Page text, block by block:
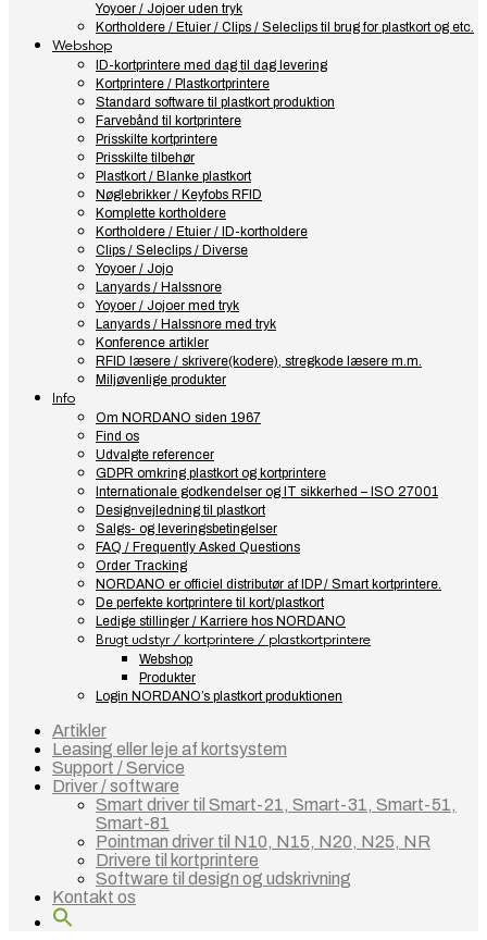
Yoyoer / Jojoer uden tryk
Kortholdere / Etuier / Clips / Seleclips til brug for plastkort og etc.
Webshop
ID-kortprintere med dag til dag levering
Kortprintere / Plastkortprintere
Standard software til plastkort produktion
Farvebånd til kortprintere
Prisskilte kortprintere
Prisskilte tilbehør
Plastkort / Blanke plastkort
Nøglebrikker / Keyfobs RFID
Komplette kortholdere
Kortholdere / Etuier / ID-kortholdere
Clips / Seleclips / Diverse
Yoyoer / Jojo
Lanyards / Halssnore
Yoyoer / Jojoer med tryk
Lanyards / Halssnore med tryk
Konference artikler
RFID læsere / skrivere(kodere), stregkode læsere m.m.
Miljøvenlige produkter
Info
Om NORDANO siden 1967
Find os
Udvalgte referencer
GDPR omkring plastkort og kortprintere
Internationale godkendelser og IT sikkerhed – ISO 27001
Designvejledning til plastkort
Salgs- og leveringsbetingelser
FAQ / Frequently Asked Questions
Order Tracking
NORDANO er officiel distributør af IDP / Smart kortprintere.
De perfekte kortprintere til kort/plastkort
Ledige stillinger / Karriere hos NORDANO
Brugt udstyr / kortprintere / plastkortprintere
Webshop
Produkter
Login NORDANO’s plastkort produktionen
Artikler
Leasing eller leje af kortsystem
Support / Service
Driver / software
Smart driver til Smart-21, Smart-31, Smart-51,
Smart-81
Pointman driver til N10, N15, N20, N25, NR
Drivere til kortprintere
Software til design og udskrivning
Kontakt os